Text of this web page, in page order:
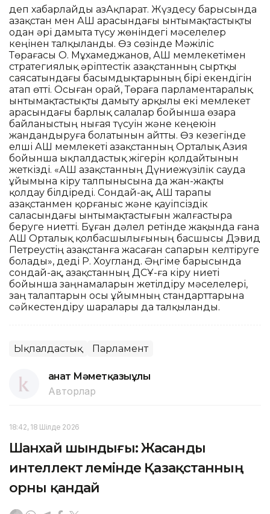
деп хабарлайды ҚазАқпарат. Жүздесу барысында
Қазақстан мен АҚШ арасындағы ынтымақтастықты
одан әрі дамыта түсу жөніндегі мәселелер
кеңінен талқыланды. Өз сөзінде Мәжіліс
Төрағасы О. Мұхамеджанов, АҚШ мемлекетімен
стратегиялық әріптестік Қазақстанның сыртқы
саясатындағы басымдықтарының бірі екендігін
атап өтті. Осыған орай, Төраға парламентаралық
ынтымақтастықты дамыту арқылы екі мемлекет
арасындағы барлық салалар бойынша өзара
байланыстың нығая түсуін және кеңеюін
жандандыруға болатынын айтты. Өз кезегінде
елші АҚШ мемлекеті Қазақстанның Орталық Азия
бойынша ықпалдастық жігерін қолдайтынын
жеткізді. «АҚШ Қазақстанның Дүниежүзілік сауда
ұйымына кіру талпынысына да жан-жақты
қолдау білдіреді. Сондай-ақ, АҚШ тарапы
Қазақстанмен қорғаныс және қауіпсіздік
саласындағы ынтымақтастығын жалғастыра
беруге ниетті. Бұған дәлел ретінде жақында ғана
АҚШ Орталық қолбасшылығының басшысы Дэвид
Петреустің Қазақстанға жасаған сапарын келтіруге
болады», деді Р. Хоугланд. Әңгіме барысында
сондай-ақ, Қазақстанның ДСҰ-ға кіру ниеті
бойынша заңнамаларын жетілдіру мәселелері,
заң талаптарын осы ұйымның стандарттарына
сәйкестендіру шаралары да талқыланды.
Ықпалдастық Парламент
Қанат Мәметқазыұлы
Авторлар
18:42, 18 Шілде 2026
Шанхай шындығы: Жасанды
интеллект әлемінде Қазақстанның
орны қандай